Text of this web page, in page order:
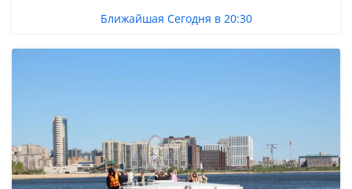
Ближайшая Сегодня в 20:30